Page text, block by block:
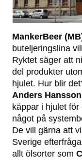
MankerBeer
buteljeringslina
Ryktet säger att
del produkter
hjulet. Hur blir
Anders
käppar i hjulet
något på
De vill gärna att
Sverige
allt ölsorter som